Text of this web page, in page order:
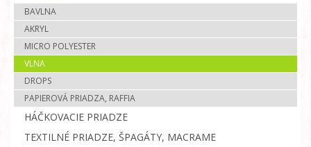
BAVLNA
AKRYL
MICRO POLYESTER
VLNA
DROPS
PAPIEROVÁ PRIADZA, RAFFIA
HÁČKOVACIE PRIADZE
TEXTILNÉ PRIADZE, ŠPAGÁTY, MACRAME